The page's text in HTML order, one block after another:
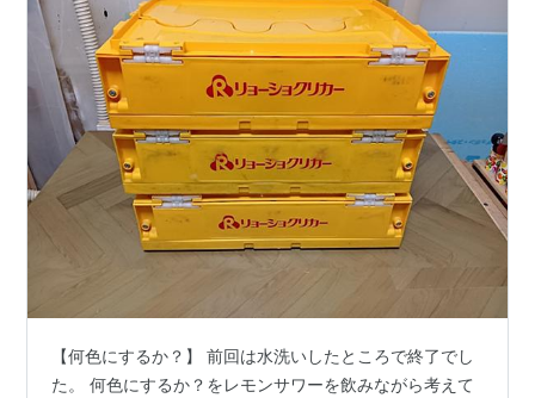
【何色にするか？】 前回は水洗いしたところで終了でし
た。 何色にするか？をレモンサワーを飲みながら考えて